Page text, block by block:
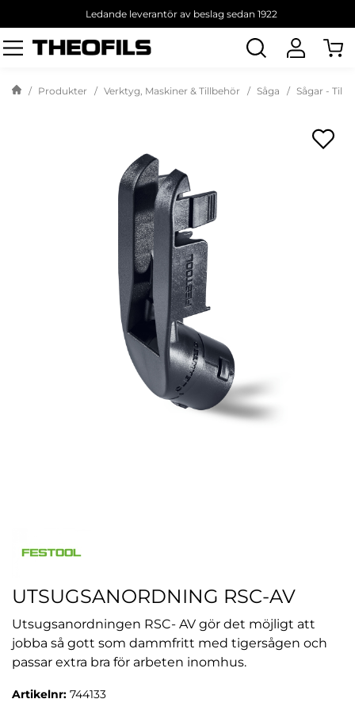
Ledande leverantör av beslag sedan 1922
Sök
produkt
Produkter Verktyg, Maskiner & Tillbehör Såga Sågar -
UTSUGSANORDNING RSC-AV
Utsugsanordningen RSC- AV gör det möjligt att
jobba så gott som dammfritt med tigersågen och
passar extra bra för arbeten inomhus.
Artikelnr: 744133